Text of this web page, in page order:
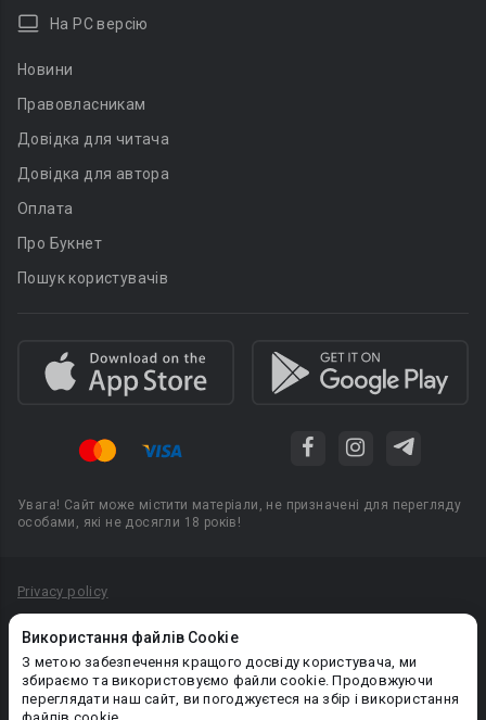
Використання файлів Cookie
З метою забезпечення кращого досвіду користувача, ми
збираємо та використовуємо файли cookie. Продовжуючи
переглядати наш сайт, ви погоджуєтеся на збір і використання
На PC версію
Новини
Правовласникам
Довідка для читача
Довідка для автора
Оплата
Про Букнет
Пошук користувачів
Увага! Сайт може містити матеріали, не призначені для перегляду
особами, які не досягли 18 років!
Privacy policy
Політика конфіденційності
Правила публікації авторського контенту